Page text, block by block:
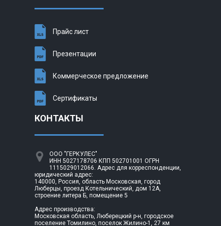
Прайс лист
Презентации
Коммерческое предложение
Сертификаты
КОНТАКТЫ
ООО "ГЕРКУЛЕС"
ИНН 5027178706 КПП 502701001 ОГРН
1115029012066. Адрес для корреспонденции,
юридический адрес:
140000, Россия, область Московская, город
Люберцы, проезд Котельнический, дом 12А,
строение литера Б, помещение 5
Адрес производства:
Московская область, Люберецкий р-н, городское
поселение Томилино, поселок Жилино-1, 27 км